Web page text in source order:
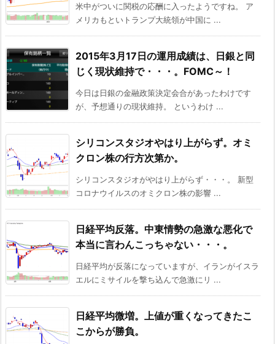
米中がついに関税の応酬に入ったようですね。 ア
メリカもといトランプ大統領が中国に ...
2015年3月17日の運用成績は、日銀と同
じく現状維持で・・・。FOMC～！
今日は日銀の金融政策決定会合があったわけです
が、予想通りの現状維持。 というわけ ...
シリコンスタジオやはり上がらず。オミ
クロン株の行方次第か。
シリコンスタジオがやはり上がらず・・・。 新型
コロナウイルスのオミクロン株の影響 ...
日経平均反落。中東情勢の急激な悪化で
本当に言わんこっちゃない・・・。
日経平均が反落になっていますが、イランがイスラ
エルにミサイルを撃ち込んで急激にリ ...
日経平均微増。上値が重くなってきたこ
こからが勝負。